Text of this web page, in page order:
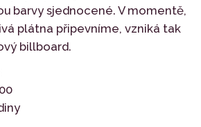
barvy sjednocené. V momentě,
plátna připevníme, vzniká tak
billboard.